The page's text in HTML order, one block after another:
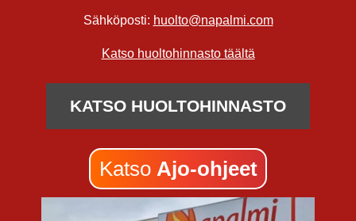
Sähköposti: huolto@napalmi.com
Katso huoltohinnasto täältä
KATSO HUOLTOHINNASTO
Katso Ajo-ohjeet